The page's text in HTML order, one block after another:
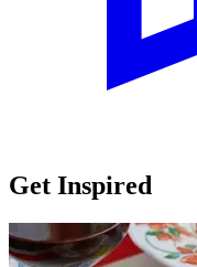
Get Inspired